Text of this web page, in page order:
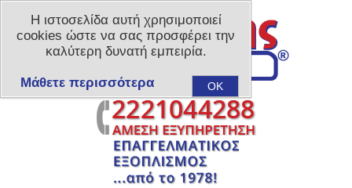
Η ιστοσελίδα αυτή χρησιμοποιεί
cookies ώστε να σας προσφέρει την
καλύτερη δυνατή εμπειρία.
OK
Μάθετε περισσότερα